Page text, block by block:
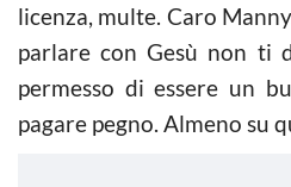
licenza, multe. Caro
parlare con Gesù non ti
permesso di essere un
pagare pegno. Almeno su